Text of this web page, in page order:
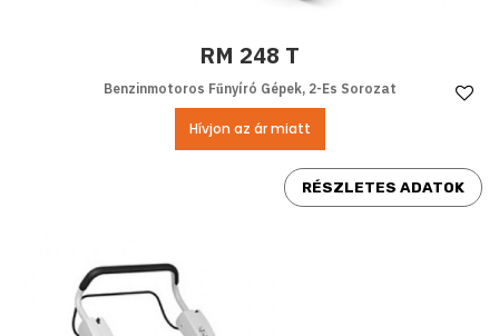
RM 248 T
Benzinmotoros Fűnyíró Gépek, 2-Es Sorozat
Hívjon az ár miatt
RÉSZLETES ADATOK